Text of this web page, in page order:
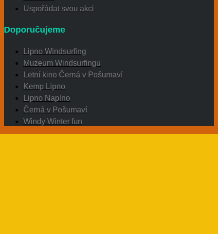
Uspořádat svou akci
Doporučujeme
Lipno Windsurfing
Muzeum Windsurfingu
Letní kino Černá v Pošumaví
Kemp Lipno
Lipno Naplno
Černá v Pošumaví
Windy Winter fun